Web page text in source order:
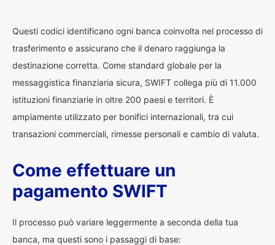
Questi codici identificano ogni banca coinvolta nel processo di
trasferimento e assicurano che il denaro raggiunga la
destinazione corretta. Come standard globale per la
messaggistica finanziaria sicura, SWIFT collega più di 11.000
istituzioni finanziarie in oltre 200 paesi e territori. È
ampiamente utilizzato per bonifici internazionali, tra cui
transazioni commerciali, rimesse personali e cambio di valuta.
Come effettuare un
pagamento SWIFT
Il processo può variare leggermente a seconda della tua
banca, ma questi sono i passaggi di base: